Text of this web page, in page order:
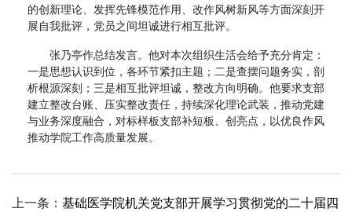
的创新理论、发挥先锋模范作用、改作风树新风等方面深刻开
展自我批评，党员之间坦诚进行相互批评。
张乃亭作总结发言。他对本次组织生活会给予充分肯定：
一是思想认识到位，各环节紧扣主题；二是查摆问题务实，剖
析根源深刻；三是相互批评坦诚，整改方向明确。他要求支部
建立整改台账、压实整改责任，持续深化理论武装，推动党建
与业务深度融合，对标样板支部补短板、创亮点，以优良作风
推动学院工作高质量发展。
上一条： 基础医学院机关党支部开展学习贯彻党的二十届四